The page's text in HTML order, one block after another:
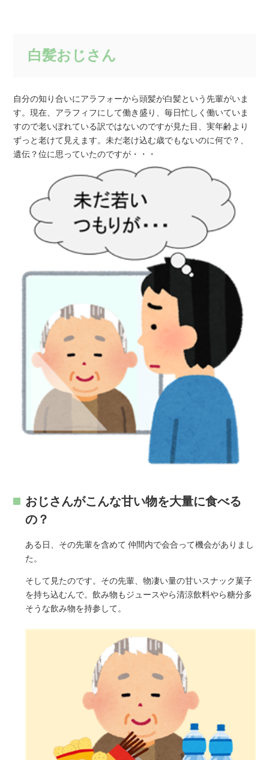
白髪おじさん
自分の知り合いにアラフォーから頭髪が白髪という先輩がいま
す。現在、アラフィフにして働き盛り、毎日忙しく働いていま
すので老いぼれている訳ではないのですが見た目、実年齢より
ずっと老けて見えます。未だ老け込む歳でもないのに何で？、
遺伝？位に思っていたのですが・・・
おじさんがこんな甘い物を大量に食べる
の？
ある日、その先輩を含めて 仲間内で会合って機会がありまし
た。
そして見たのです。その先輩、物凄い量の甘いスナック菓子
を持ち込むんで。飲み物もジュースやら清涼飲料やら糖分多
そうな飲み物を持参して。